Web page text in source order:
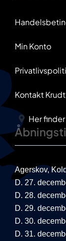
Min Konto
Kontakt
Her
Agerskov,
D. 27.
D. 28.
D. 29.
D. 30.
D. 31.